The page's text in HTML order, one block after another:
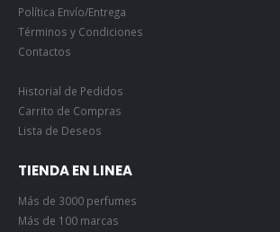
Política Envío/Entrega
Términos y Condiciones
Contactos
Historial de Pedidos
Carrito de Compras
Lista de Deseos
TIENDA EN LINEA
Más de 3000 perfumes
Más de 100 marcas